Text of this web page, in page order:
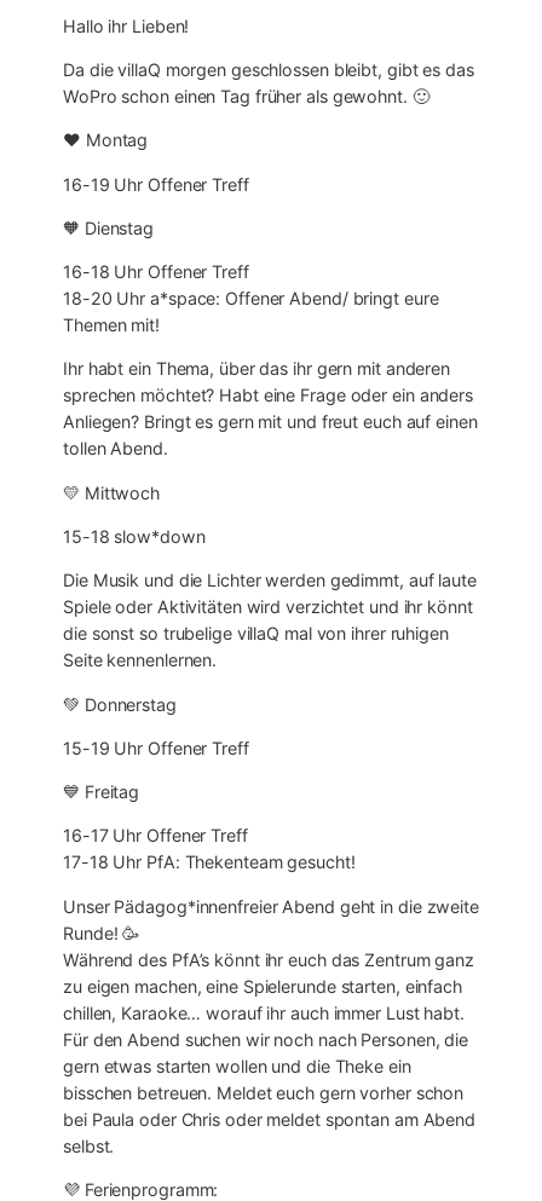
Hallo ihr Lieben!
Da die villaQ morgen geschlossen bleibt, gibt es das
WoPro schon einen Tag früher als gewohnt. 🙂
❤ Montag
16-19 Uhr Offener Treff
🧡 Dienstag
16-18 Uhr Offener Treff
18-20 Uhr a*space: Offener Abend/ bringt eure
Themen mit!
Ihr habt ein Thema, über das ihr gern mit anderen
sprechen möchtet? Habt eine Frage oder ein anders
Anliegen? Bringt es gern mit und freut euch auf einen
tollen Abend.
💛 Mittwoch
15-18 slow*down
Die Musik und die Lichter werden gedimmt, auf laute
Spiele oder Aktivitäten wird verzichtet und ihr könnt
die sonst so trubelige villaQ mal von ihrer ruhigen
Seite kennenlernen.
💚 Donnerstag
15-19 Uhr Offener Treff
💙 Freitag
16-17 Uhr Offener Treff
17-18 Uhr PfA: Thekenteam gesucht!
Unser Pädagog*innenfreier Abend geht in die zweite
Runde! 🥳
Während des PfA’s könnt ihr euch das Zentrum ganz
zu eigen machen, eine Spielerunde starten, einfach
chillen, Karaoke… worauf ihr auch immer Lust habt.
Für den Abend suchen wir noch nach Personen, die
gern etwas starten wollen und die Theke ein
bisschen betreuen. Meldet euch gern vorher schon
bei Paula oder Chris oder meldet spontan am Abend
selbst.
💜 Ferienprogramm: